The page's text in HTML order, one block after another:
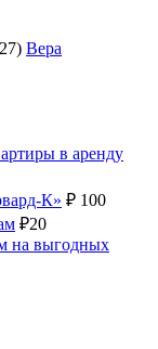
Вера
в аренду
К» ₽ 100
₽20
на выгодных